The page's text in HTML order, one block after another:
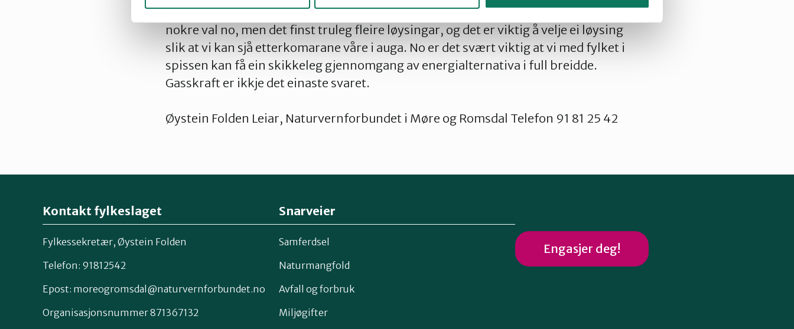
Naturvernforbundet kan vere med på at situasjonen i framtida krev at vi gjer
nokre val no, men det finst truleg fleire løysingar, og det er viktig å velje ei løysing
slik at vi kan sjå etterkomarane våre i auga. No er det svært viktig at vi med fylket i
spissen kan få ein skikkeleg gjennomgang av energialternativa i full breidde.
Gasskraft er ikkje det einaste svaret.
Øystein Folden Leiar, Naturvernforbundet i Møre og Romsdal Telefon 91 81 25 42
Kontakt fylkeslaget
Fylkessekretær, Øystein Folden
Telefon: 91812542
Epost: moreogromsdal@naturvernforbundet.no
Organisasjonsnummer 871367132
Snarveier
Samferdsel
Naturmangfold
Avfall og forbruk
Miljøgifter
Engasjer deg!